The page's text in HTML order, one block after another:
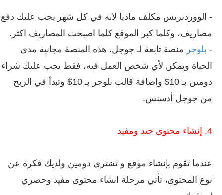
- الووردبريس مكلف ماديا لانه في كل شهر يجب عليك دفع
مصاريف، وكلما كبر الموقع كلما اصبحت المصاريف اكثر.
- بلوجر منصة تابعة لـ جوجل، هذه المنصة مجانية مدى
الحياة ويمكن لأي شخص العمل فيه، فقط يجب عليك شراء
دومين بـ 10$ واضافة قالب بلوجر بـ 10$ وتبدأ في الربح
من جوجل أدسنس.
4. إنشاء محتوى جيد ومفيد
عندما تقوم بإنشاء موقع و تشتري دومين ولديك فكرة عن
نوع المحتوى، تأتي مرحلة انشاء محتوى مفيد وحصري